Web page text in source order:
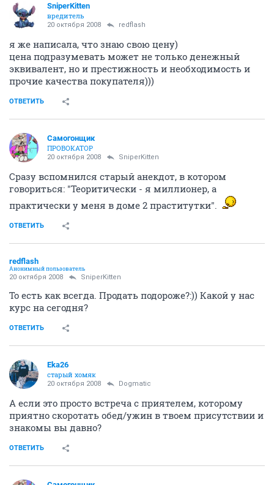
SniperKitten
вредитель
20 октября 2008 redflash
я же написала, что знаю свою цену)
цена подразумевать может не только денежный
эквивалент, но и престижность и необходимость и
прочие качества покупателя)))
ОТВЕТИТЬ
Самогонщик
ПРОВОКАТОР
20 октября 2008 SniperKitten
Сразу вспомнился старый анекдот, в котором
говориться: "Теоритически - я миллионер, а
практически у меня в доме 2 праститутки".
ОТВЕТИТЬ
redflash
Анонимный пользователь
20 октября 2008 SniperKitten
То есть как всегда. Продать подороже?:)) Какой у нас
курс на сегодня?
ОТВЕТИТЬ
Eka26
старый хомяк
20 октября 2008 Dogmatic
А если это просто встреча с приятелем, которому
приятно скоротать обед/ужин в твоем присутствии и
знакомы вы давно?
ОТВЕТИТЬ